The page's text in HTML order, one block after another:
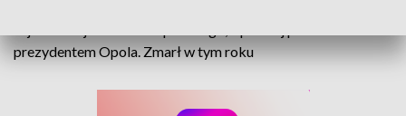
prezydentem Opola. Zmarł w tym roku